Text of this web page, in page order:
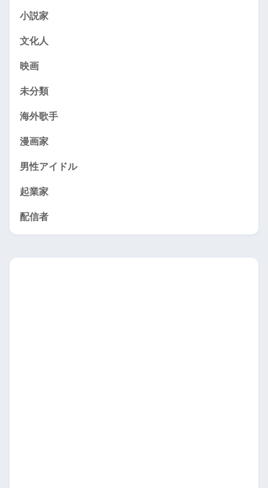
小説家
文化人
映画
未分類
海外歌手
漫画家
男性アイドル
起業家
配信者